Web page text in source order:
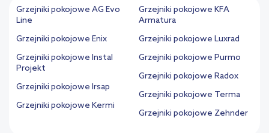
Grzejniki pokojowe AG Evo
Line
Grzejniki pokojowe Enix
Grzejniki pokojowe Instal
Projekt
Grzejniki pokojowe Irsap
Grzejniki pokojowe Kermi
Grzejniki pokojowe KFA
Armatura
Grzejniki pokojowe Luxrad
Grzejniki pokojowe Purmo
Grzejniki pokojowe Radox
Grzejniki pokojowe Terma
Grzejniki pokojowe Zehnder